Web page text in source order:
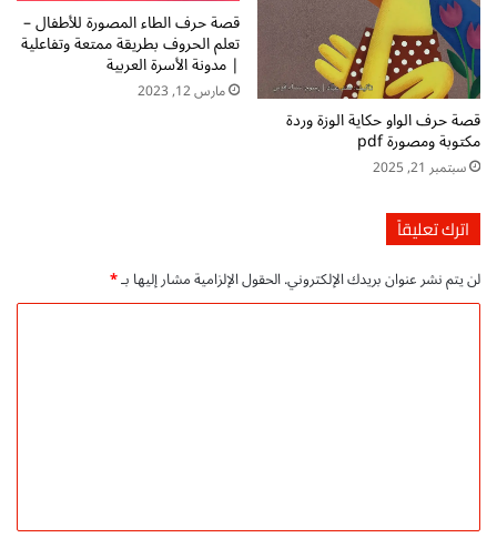
ع
ر
ب
ي
ة
م
د
و
ن
ة
ا
ل
ا
ر
ة
ل
ع
قصة حرف الواو حكاية الوزة وردة
مكتوبة ومصورة pdf
سبتمبر 21, 2025
قصة حرف الطاء المصورة للأطفال –
تعلم الحروف بطريقة ممتعة وتفاعلية
| مدونة الأسرة العربية
مارس 12, 2023
اترك تعليقاً
لن يتم نشر عنوان بريدك الإلكتروني.الحقول الإلزامية مشار إليها بـ*